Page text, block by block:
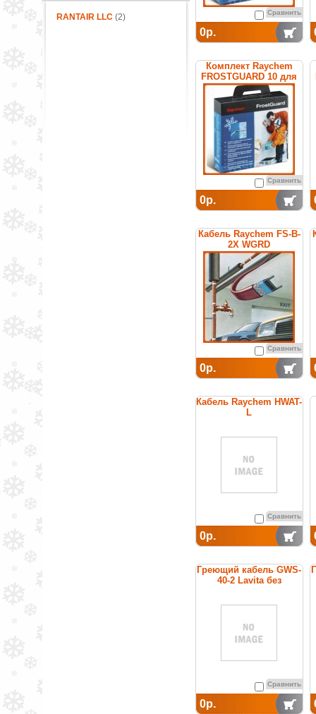
RANTAIR LLC(2) Сравнить
0р.
Комплект Raychem
FROSTGUARD 10 для
обогрева труб
Сравнить
0р.
Кабель Raychem FS-B-
2X WGRD
саморегулирующийся
греющий
Сравнить
0р.
Кабель Raychem HWAT-
L
температуры горячей
воды
Сравнить
0р.
Греющий кабель GWS-
40-2 Lavita без
Сравнить
0р.